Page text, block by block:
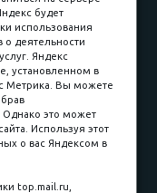
Контакты
16
будет
использования
о деятельности
Яндекс
установленном в
Метрика. Вы можете
Однако это может
Используя этот
о вас Яндексом в
top.mail.ru,